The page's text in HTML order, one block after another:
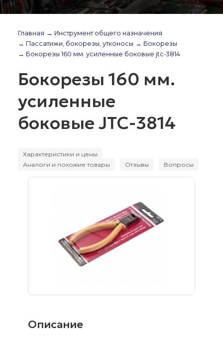
Главная → Инструмент общего назначения
→ Пассатижи, бокорезы, утконосы → Бокорезы
→ Бокорезы 160 мм. усиленные боковые jtc-3814
Бокорезы 160 мм.
усиленные
боковые JTC-3814
Характеристики и цены
Аналоги и похожие товары
Отзывы Вопросы
Описание